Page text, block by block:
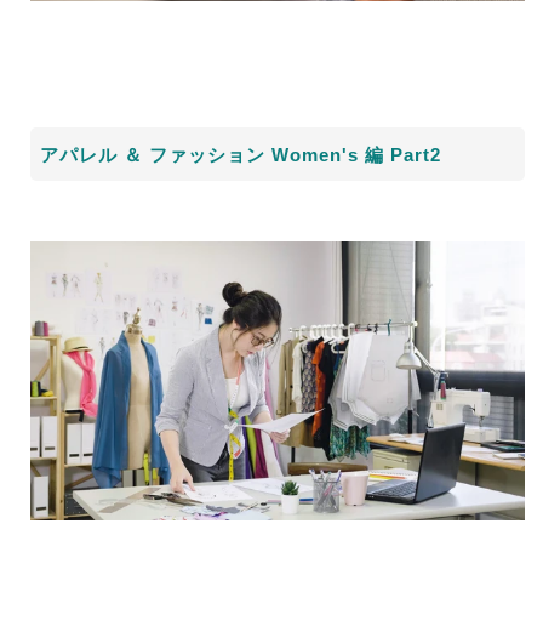
アパレル ＆ ファッション Women's 編 Part2